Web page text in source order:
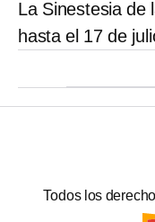
La Sinestesia de
hasta el 17 de
Todos los